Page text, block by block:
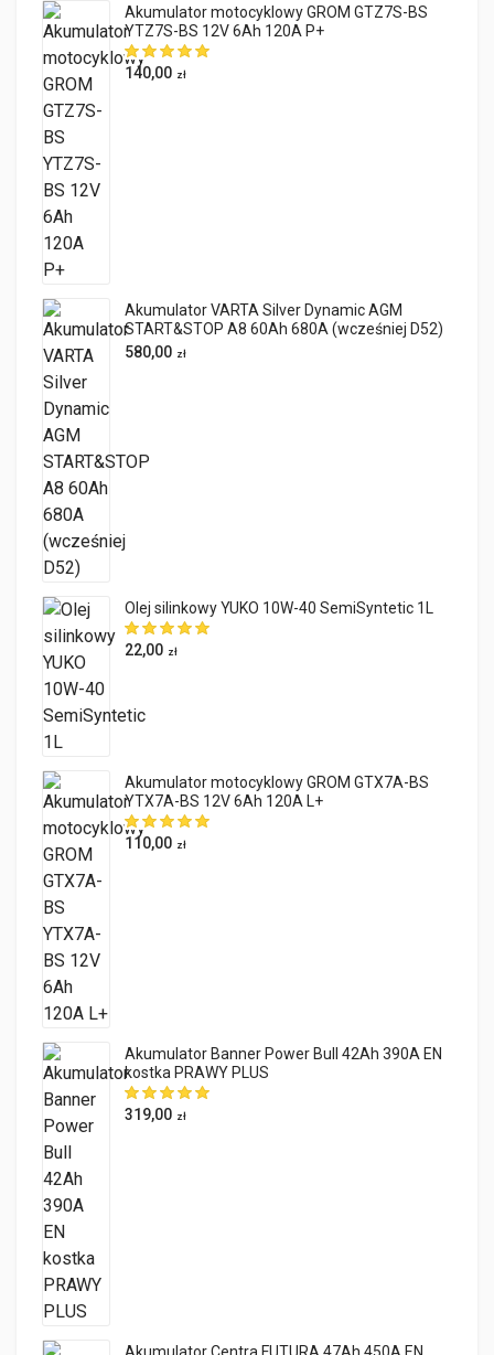
Akumulator motocyklowy GROM GTZ7S-BS
YTZ7S-BS 12V 6Ah 120A P+
140,00 zł
Akumulator VARTA Silver Dynamic AGM
START&STOP A8 60Ah 680A (wcześniej D52)
580,00 zł
Olej silinkowy YUKO 10W-40 SemiSyntetic 1L
22,00 zł
Akumulator motocyklowy GROM GTX7A-BS
YTX7A-BS 12V 6Ah 120A L+
110,00 zł
Akumulator Banner Power Bull 42Ah 390A EN
kostka PRAWY PLUS
319,00 zł